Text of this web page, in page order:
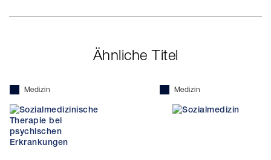
Ähnliche Titel
Medizin Medizin